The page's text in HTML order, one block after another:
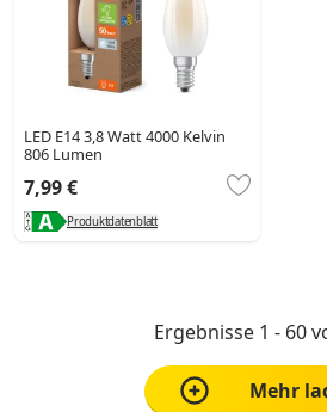
LED E14 3,8 Watt 4000 Kelvin
806 Lumen
7,99 €
Produktdatenblatt
Ergebnisse 1 - 60
Mehr